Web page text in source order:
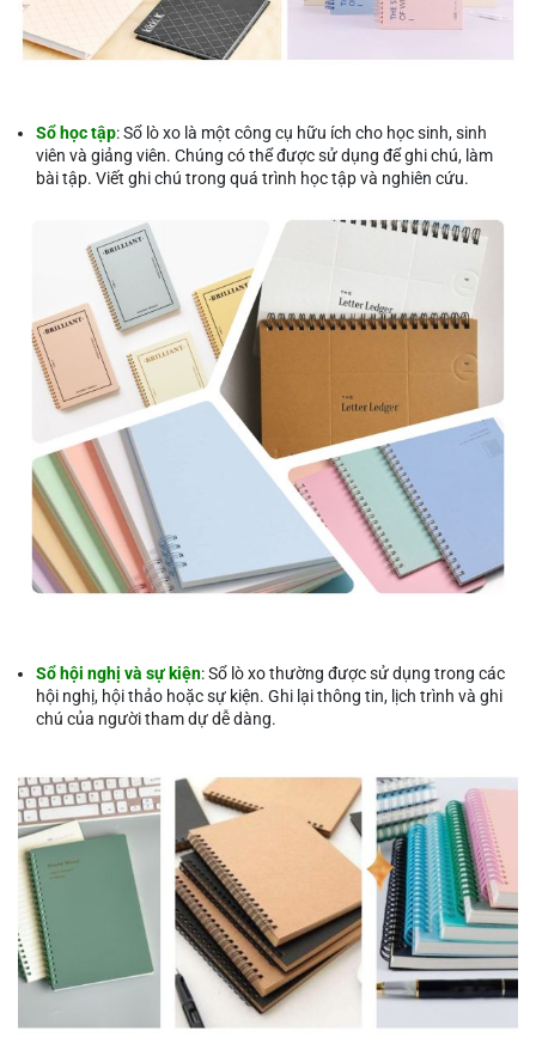
Sổ học tập: Sổ lò xo là một công cụ hữu ích cho học sinh, sinh
viên và giảng viên. Chúng có thể được sử dụng để ghi chú, làm
bài tập. Viết ghi chú trong quá trình học tập và nghiên cứu.
Sổ hội nghị và sự kiện: Sổ lò xo thường được sử dụng trong các
hội nghị, hội thảo hoặc sự kiện. Ghi lại thông tin, lịch trình và ghi
chú của người tham dự dễ dàng.